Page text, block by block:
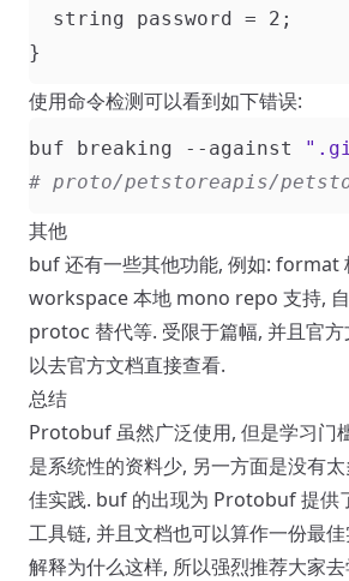
使用命令检测可以看到如下错误:
buf breaking --against
# proto/petstoreapis/
其他
buf 还有一些其他功能, 例如: format
workspace 本地 mono repo 支持,
protoc 替代等. 受限于篇幅, 并且官
以去官方文档直接查看.
总结
Protobuf 虽然广泛使用, 但是学习门
是系统性的资料少, 另一方面是没有
佳实践. buf 的出现为 Protobuf 提供
工具链, 并且文档也可以算作一份最
解释为什么这样, 所以强烈推荐大家